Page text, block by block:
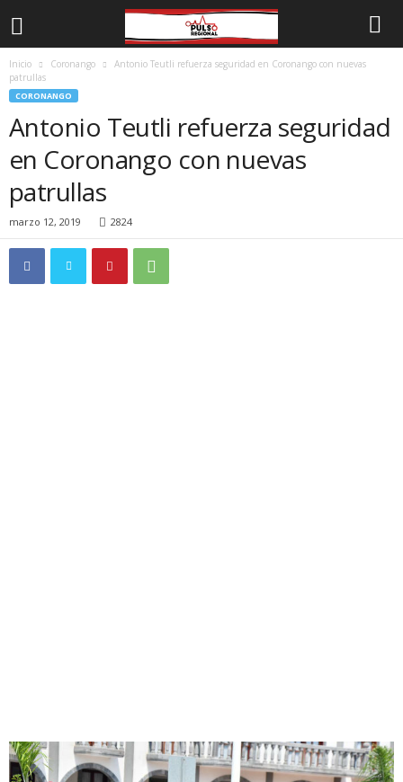
Inicio Coronango
Antonio Teutli refuerza seguridad en Coronango con nuevas
patrullas
CORONANGO
Antonio Teutli refuerza seguridad
en Coronango con nuevas
patrullas
marzo 12, 2019 2824